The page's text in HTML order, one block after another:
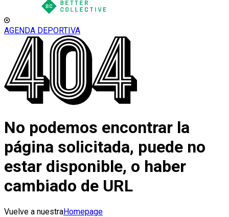
AGENDA DEPORTIVA
No podemos encontrar la
página solicitada, puede no
estar disponible, o haber
cambiado de URL
Vuelve a nuestraHomepage